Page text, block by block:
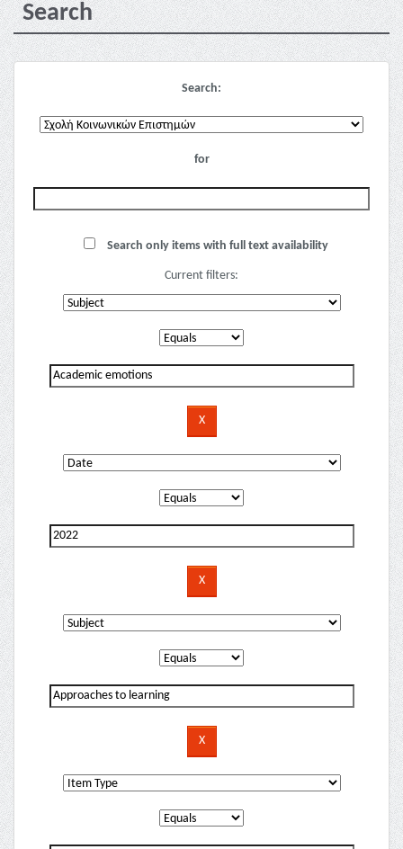
Search
Search:
for
Search only items with full text availability
Current filters: